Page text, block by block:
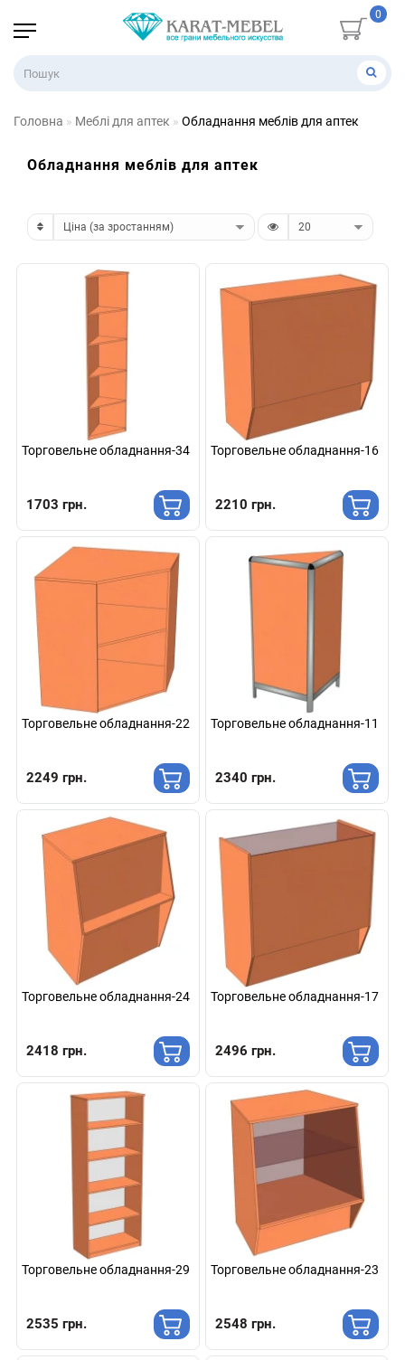
0
Головна Меблі для аптек Обладнання меблів для аптек
Обладнання меблів для аптек
Торговельне обладнання-34
1703 грн.
Торговельне обладнання-16
2210 грн.
Торговельне обладнання-22
2249 грн.
Торговельне обладнання-11
2340 грн.
Торговельне обладнання-24
2418 грн.
Торговельне обладнання-17
2496 грн.
Торговельне обладнання-29
2535 грн.
Торговельне обладнання-23
2548 грн.